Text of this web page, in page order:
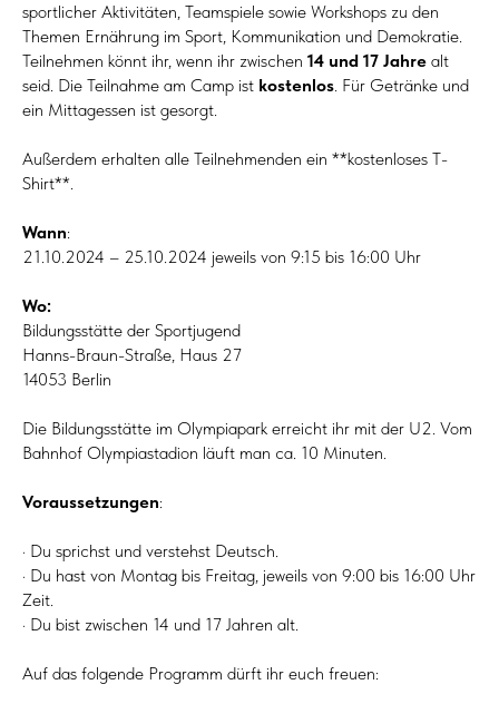
sportlicher Aktivitäten, Teamspiele sowie Workshops zu den
Themen Ernährung im Sport, Kommunikation und Demokratie.
Teilnehmen könnt ihr, wenn ihr zwischen 14 und 17 Jahre alt
seid. Die Teilnahme am Camp ist kostenlos. Für Getränke und
ein Mittagessen ist gesorgt.
Außerdem erhalten alle Teilnehmenden ein **kostenloses T-
Shirt**.
Wann:
21.10.2024 – 25.10.2024 jeweils von 9:15 bis 16:00 Uhr
Wo:
Bildungsstätte der Sportjugend
Hanns-Braun-Straße, Haus 27
14053 Berlin
Die Bildungsstätte im Olympiapark erreicht ihr mit der U2. Vom
Bahnhof Olympiastadion läuft man ca. 10 Minuten.
Voraussetzungen:
· Du sprichst und verstehst Deutsch.
· Du hast von Montag bis Freitag, jeweils von 9:00 bis 16:00 Uhr
Zeit.
· Du bist zwischen 14 und 17 Jahren alt.
Auf das folgende Programm dürft ihr euch freuen: